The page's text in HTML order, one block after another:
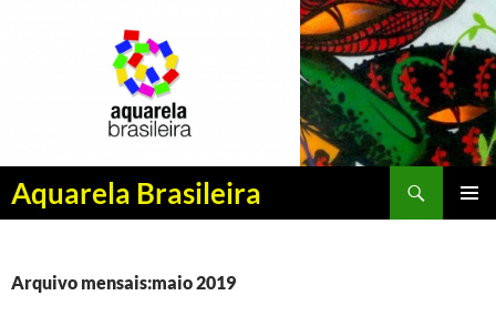
Aquarela Brasileira
Pesquisar
PULAR
CONTEÚDO
Arquivo mensais:maio 2019